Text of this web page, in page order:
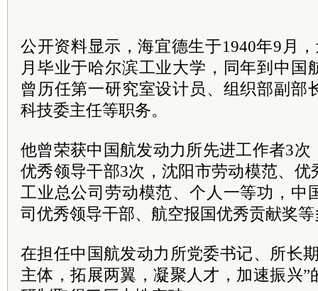
公开资料显示，海宜德生于1940年9月
月毕业于哈尔滨工业大学，同年到中国
曾历任第一研究室设计员、组织部副部
科技委主任等职务。
他曾荣获中国航发动力所先进工作者3
优秀领导干部3次，沈阳市劳动模范、
工业总公司劳动模范、个人一等功，中
司优秀领导干部、航空报国优秀贡献奖
在担任中国航发动力所党委书记、所长
主体，拓展两翼，凝聚人才，加速振兴